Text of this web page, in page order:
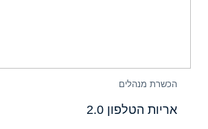
הכשרת מנהלים
אריות הטלפון 2.0